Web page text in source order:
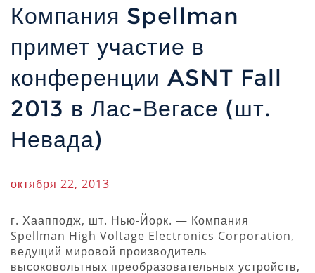
Компания Spellman
примет участие в
конференции ASNT Fall
2013 в Лас-Вегасе (шт.
Невада)
октября 22, 2013
г. Хаапподж, шт. Нью-Йорк. — Компания
Spellman High Voltage Electronics Corporation,
ведущий мировой производитель
высоковольтных преобразовательных устройств,